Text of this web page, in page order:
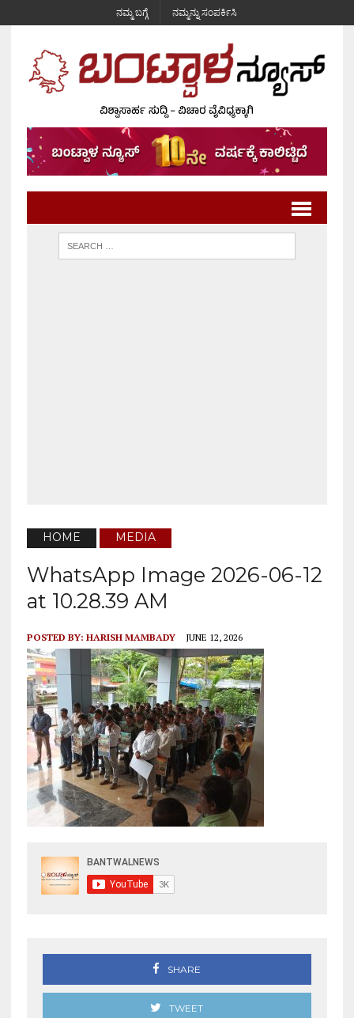
ನಮ್ಮ ಬಗ್ಗೆ ನಮ್ಮನ್ನು ಸಂಪರ್ಕಿಸಿ
HOME MEDIA
WhatsApp Image 2026-06-12
at 10.28.39 AM
POSTED BY: HARISH MAMBADY JUNE 12, 2026
SHARE
TWEET